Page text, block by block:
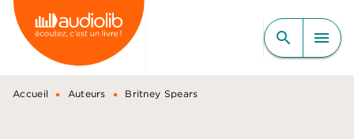
MENU RECHERCHE
CONTENU
PIED DE PAGE
search menu
Accueil • Auteurs • Britney Spears